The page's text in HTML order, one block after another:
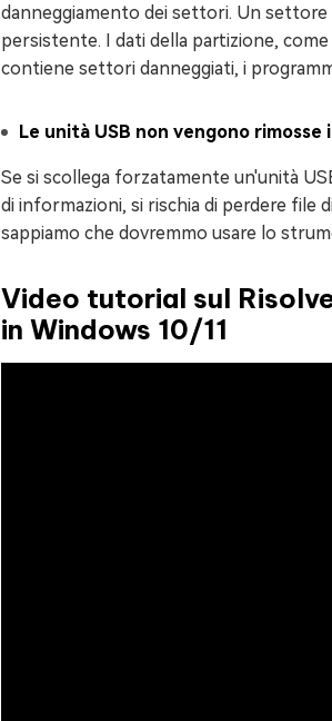
danneggiamento dei settori. Un settore
persistente. I dati della partizione,
contiene settori danneggiati, i
Le unità USB non vengono rimosse
Se si scollega forzatamente un'unità
di informazioni, si rischia di perdere file
sappiamo che dovremmo usare lo
Video tutorial sul
in Windows 10/11